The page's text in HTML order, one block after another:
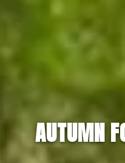
AUTUMN